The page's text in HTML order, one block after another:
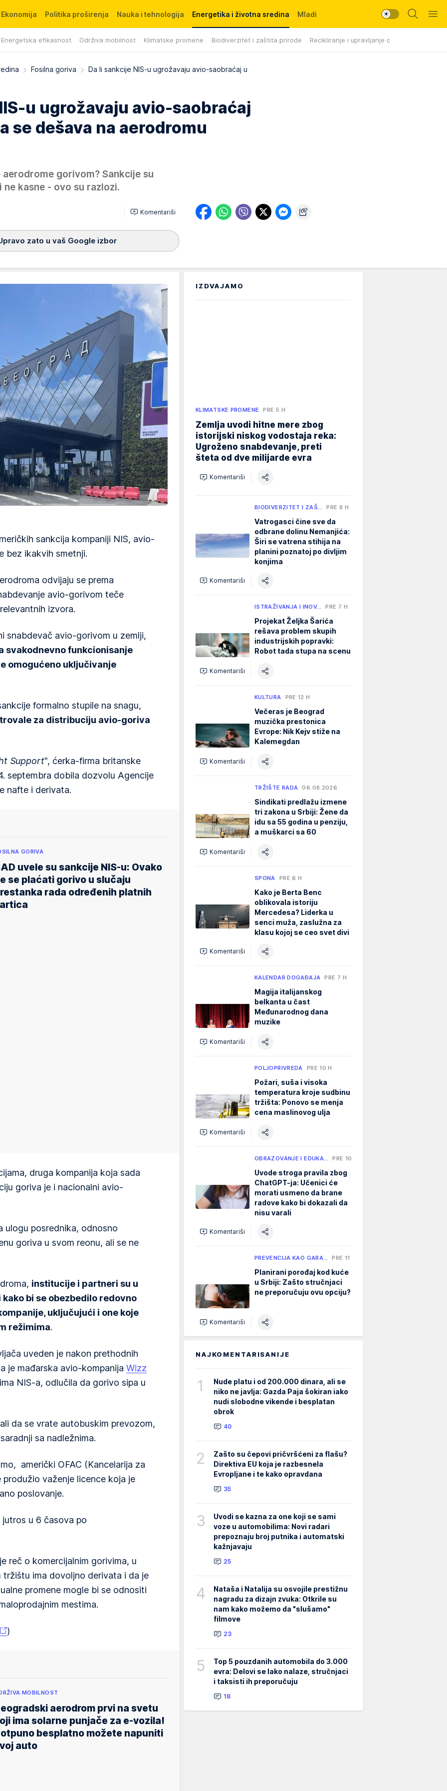
Ekonomija Politika proširenja Nauka i tehnologija Energetika i životna sredina
Energetska efikasnost Održiva mobilnost Klimatske promene Biodiverzitet i zaštita prirode Recikliranje i upravljanje otpadom
Mladi
Fosilna goriva Da li sankcije NIS-u ugrožavaju avio-saobraćaj u
u ugrožavaju avio-saobraćaj
se dešava na aerodromu
gorivom? Sankcije su
kasne - ovo su razlozi.
Komentariši
zato u vaš Google izbor
sankcija kompaniji NIS, avio-
bez ikakvih smetnji.
odvijaju se prema
avio-gorivom teče
izvora.
snabdevač avio-gorivom u zemlji,
svakodnevno funkcionisanje
omogućeno uključivanje
formalno stupile na snagu,
za distribuciju avio-goriva
Support", ćerka-firma britanske
septembra dobila dozvolu Agencije
nafte i derivata.
GORIVA
uvele su sankcije NIS-u: Ovako
se plaćati gorivo u slučaju
rada određenih platnih
druga kompanija koja sada
goriva je i nacionalni avio-
ulogu posrednika, odnosno
goriva u svom reonu, ali se ne
institucije i partneri su u
bi se obezbedilo redovno
uključujući i one koje
režimima.
uveden je nakon prethodnih
je mađarska avio-kompanija Wizz
NIS-a, odlučila da gorivo sipa u
da se vrate autobuskim prevozom,
sa nadležnima.
američki OFAC (Kancelarija za
važenje licence koja je
poslovanje.
jutros u 6 časova po
reč o komercijalnim gorivima, u
ima dovoljno derivata i da je
promene mogle bi se odnositi
mestima.
)
MOBILNOST
aerodrom prvi na svetu
ima solarne punjače za e-vozila!
besplatno možete napuniti
auto
IZDVAJAMO
KLIMATSKE PROMENE PRE 5 H
Zemlja uvodi hitne mere zbog
istorijski niskog vodostaja reka:
Ugroženo snabdevanje, preti
šteta od dve milijarde evra
Komentariši
BIODIVERZITET I ZAŠ… PRE 8 H
Vatrogasci čine sve da
odbrane dolinu Nemanjića:
Širi se vatrena stihija na
planini poznatoj po divljim
konjima
Komentariši
ISTRAŽIVANJA I INOV… PRE 7 H
Projekat Željka Šarića
rešava problem skupih
industrijskih popravki:
Robot tada stupa na scenu
Komentariši
KULTURA PRE 12 H
Večeras je Beograd
muzička prestonica
Evrope: Nik Kejv stiže na
Kalemegdan
Komentariši
TRŽIŠTE RADA 06.08.2026.
Sindikati predlažu izmene
tri zakona u Srbiji: Žene da
idu sa 55 godina u penziju,
a muškarci sa 60
Komentariši
SPONA PRE 6 H
Kako je Berta Benc
oblikovala istoriju
Mercedesa? Liderka u
senci muža, zaslužna za
klasu kojoj se ceo svet divi
Komentariši
KALENDAR DOGAĐAJA PRE 7 H
Magija italijanskog
belkanta u čast
Međunarodnog dana
muzike
Komentariši
POLJOPRIVREDA PRE 10 H
Požari, suša i visoka
temperatura kroje sudbinu
tržišta: Ponovo se menja
cena maslinovog ulja
Komentariši
OBRAZOVANJE I EDUKA… PRE 10 H
Uvode stroga pravila zbog
ChatGPT-ja: Učenici će
morati usmeno da brane
radove kako bi dokazali da
nisu varali
Komentariši
PREVENCIJA KAO GARA… PRE 11 H
Planirani porođaj kod kuće
u Srbiji: Zašto stručnjaci
ne preporučuju ovu opciju?
Komentariši
NAJKOMENTARISANIJE
1
Nude platu i od 200.000 dinara, ali se
niko ne javlja: Gazda Paja šokiran iako
nudi slobodne vikende i besplatan
obrok
40
2
Zašto su čepovi pričvršćeni za flašu?
Direktiva EU koja je razbesnela
Evropljane i te kako opravdana
35
3
Uvodi se kazna za one koji se sami
voze u automobilima: Novi radari
prepoznaju broj putnika i automatski
kažnjavaju
25
4
Nataša i Natalija su osvojile prestižnu
nagradu za dizajn zvuka: Otkrile su
nam kako možemo da "slušamo"
filmove
23
5
Top 5 pouzdanih automobila do 3.000
evra: Delovi se lako nalaze, stručnjaci
i taksisti ih preporučuju
18